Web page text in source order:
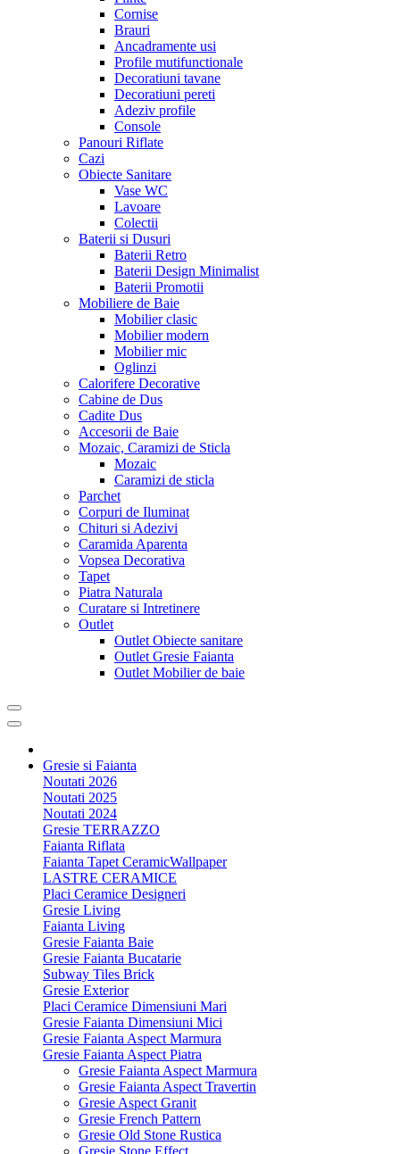
Cornise
Brauri
Ancadramente usi
Profile mutifunctionale
Decoratiuni tavane
Decoratiuni pereti
Adeziv profile
Console
Panouri Riflate
Cazi
Obiecte Sanitare
Vase WC
Lavoare
Colectii
Baterii si Dusuri
Baterii Retro
Baterii Design Minimalist
Baterii Promotii
Mobiliere de Baie
Mobilier clasic
Mobilier modern
Mobilier mic
Oglinzi
Calorifere Decorative
Cabine de Dus
Cadite Dus
Accesorii de Baie
Mozaic, Caramizi de Sticla
Mozaic
Caramizi de sticla
Parchet
Corpuri de Iluminat
Chituri si Adezivi
Caramida Aparenta
Vopsea Decorativa
Tapet
Piatra Naturala
Curatare si Intretinere
Outlet
Outlet Obiecte sanitare
Outlet Gresie Faianta
Outlet Mobilier de baie
Gresie si Faianta
Noutati 2026
Noutati 2025
Noutati 2024
Gresie TERRAZZO
Faianta Riflata
Faianta Tapet CeramicWallpaper
LASTRE CERAMICE
Placi Ceramice Designeri
Gresie Living
Faianta Living
Gresie Faianta Baie
Gresie Faianta Bucatarie
Subway Tiles Brick
Gresie Exterior
Placi Ceramice Dimensiuni Mari
Gresie Faianta Dimensiuni Mici
Gresie Faianta Aspect Marmura
Gresie Faianta Aspect Piatra
Gresie Faianta Aspect Marmura
Gresie Faianta Aspect Travertin
Gresie Aspect Granit
Gresie French Pattern
Gresie Old Stone Rustica
Gresie Stone Effect